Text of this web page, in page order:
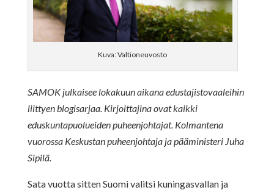
Kuva: Valtioneuvosto
SAMOK julkaisee lokakuun aikana edustajistovaaleihin
liittyen blogisarjaa. Kirjoittajina ovat kaikki
eduskuntapuolueiden puheenjohtajat. Kolmantena
vuorossa Keskustan puheenjohtaja ja pääministeri Juha
Sipilä.
Sata vuotta sitten Suomi valitsi kuningasvallan ja